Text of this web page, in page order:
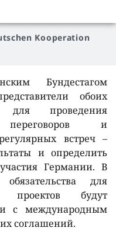
Kooperation
Бундестагом
обоих
для проведения
переговоров и
встреч –
и определить
Германии. В
для
проектов будут
с международным
соглашений.